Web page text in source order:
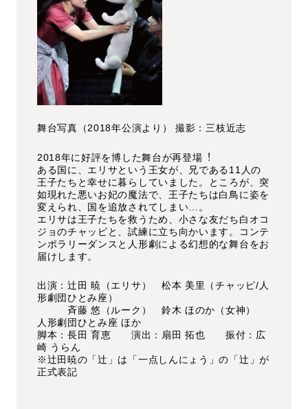
舞台写真（2018年公演より） 撮影：三枝近志
2018年に好評を博した舞台が再登場︕
ある国に、エリサという王女が、兄である11人の
王子たちと幸せに暮らしていました。ところが、突
如現れた悪いお妃の魔法で、王子たちは白鳥に姿を
変えられ、国を追放されてしまい…。
エリサは王子たちを救うため、小さな友だち白オコ
ジョのチャッピと、試練に立ち向かいます。コンテ
ンポラリーダンスと人形劇による幻想的な舞台をお
届けします。
出演：辻田 暁（エリサ） 松本 美里（チャッピ/人
形劇団ひとみ座）
斉藤 悠（ルーク） 鈴木 ほのか（女神）
人形劇団ひとみ座 ほか
脚本：長田 育恵 演出：扇田 拓也 振付：広
崎 うらん
※辻田暁の「辻」は「一点しんにょう」の「辻」が
正式表記